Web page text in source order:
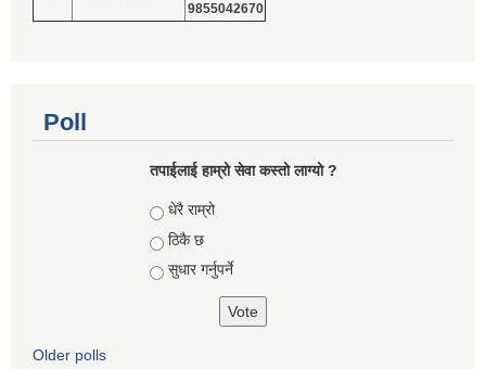
9855042670
Poll
तपाईलाई हाम्रो सेवा कस्तो लाग्यो ?
Choices
धेरै राम्रो
ठिकै छ
सुधार गर्नुपर्ने
Older polls